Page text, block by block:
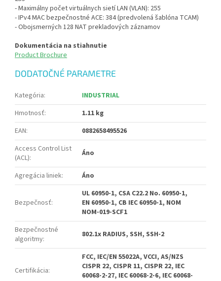
- Maximálny počet virtuálnych sietí LAN (VLAN): 255
- IPv4 MAC bezpečnostné ACE: 384 (predvolená šablóna TCAM)
- Obojsmerných 128 NAT prekladových záznamov
Dokumentácia na stiahnutie
Product Brochure
DODATOČNÉ PARAMETRE
Kategória:
INDUSTRIAL
Hmotnosť:
1.11 kg
EAN:
0882658495526
Access Control List
(ACL): Áno
Agregácia liniek: Áno
Bezpečnosť:
UL 60950-1, CSA C22.2 No. 60950-1,
EN 60950-1, CB IEC 60950-1, NOM
NOM-019-SCF1
Bezpečnostné
algoritmy: 802.1x RADIUS, SSH, SSH-2
Certifikácia:
FCC, IEC/EN 55022A, VCCI, AS/NZS
CISPR 22, CISPR 11, CISPR 22, IEC
60068-2-27, IEC 60068-2-6, IEC 60068-